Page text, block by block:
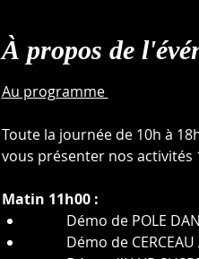
À propos de
Au programme
Toute la journée de 10h à
vous présenter nos activités
Matin 11h00 :
Démo de POLE
Démo de CERCEAU